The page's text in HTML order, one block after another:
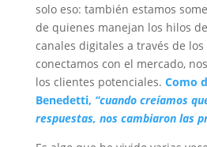
solo eso: también estamos
de quienes manejan los hilos
canales digitales a través de los
conectamos con el mercado,
los clientes potenciales. Como
Benedetti, “cuando creíamos
respuestas, nos cambiaron las